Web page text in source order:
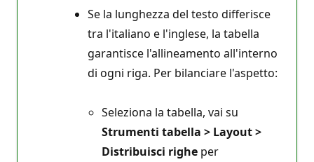
Se la lunghezza del testo differisce
tra l'italiano e l'inglese, la tabella
garantisce l'allineamento all'interno
di ogni riga. Per bilanciare l'aspetto:
Seleziona la tabella, vai su
Strumenti tabella > Layout >
Distribuisci righe per